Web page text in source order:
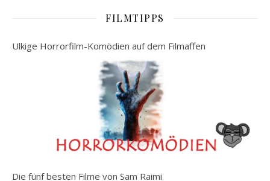
FILMTIPPS
Ulkige Horrorfilm-Komödien auf dem Filmaffen
Die fünf besten Filme von Sam Raimi